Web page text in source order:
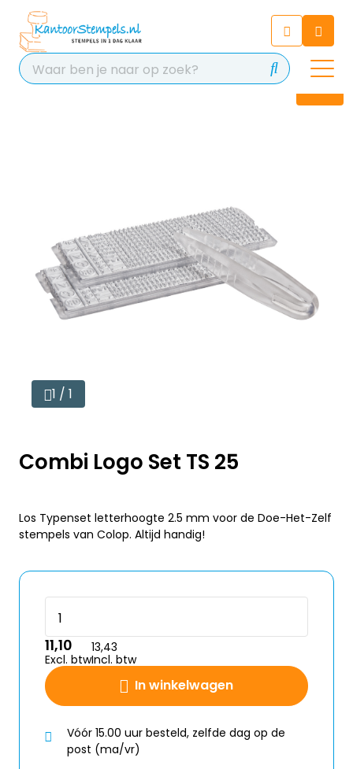
Chat 24/7 met onze chatbot
voor hulp
Contact
1 / 1
Combi Logo Set TS 25
Los Typenset letterhoogte 2.5 mm voor de Doe-Het-Zelf
stempels van Colop. Altijd handig!
In winkelwagen
11,10
Excl. btw
13,43
Incl. btw
Vóór 15.00 uur besteld, zelfde dag op de
post (ma/vr)